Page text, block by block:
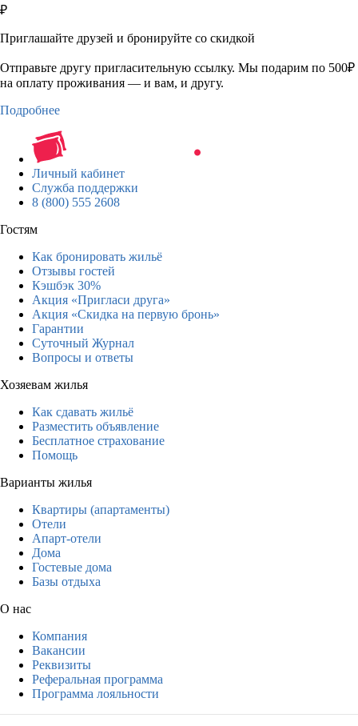
₽
Приглашайте друзей и бронируйте со скидкой
Отправьте другу пригласительную ссылку. Мы подарим по 500₽
на оплату проживания — и вам, и другу.
Подробнее
Личный кабинет
Служба поддержки
8 (800) 555 2608
Гостям
Как бронировать жильё
Отзывы гостей
Кэшбэк 30%
Акция «Пригласи друга»
Акция «Скидка на первую бронь»
Гарантии
Суточный Журнал
Вопросы и ответы
Хозяевам жилья
Как сдавать жильё
Разместить объявление
Бесплатное страхование
Помощь
Варианты жилья
Квартиры (апартаменты)
Отели
Апарт-отели
Дома
Гостевые дома
Базы отдыха
О нас
Компания
Вакансии
Реквизиты
Реферальная программа
Программа лояльности